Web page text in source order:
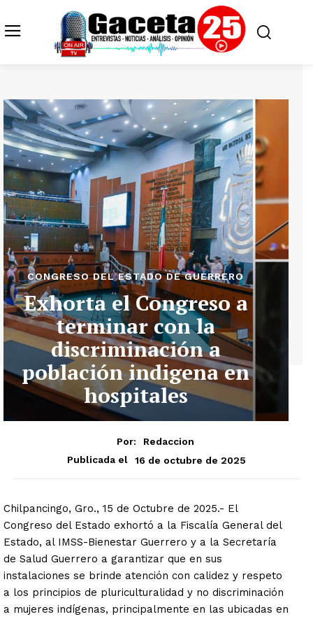
CONGRESO DEL ESTADO DE GUERRERO
Exhorta el Congreso a
terminar con la
discriminación a
población indigena en
hospitales
Por:
Redaccion
Publicada el
16 de octubre de 2025
Chilpancingo, Gro., 15 de Octubre de 2025.- El
Congreso del Estado exhortó a la Fiscalía General del
Estado, al IMSS-Bienestar Guerrero y a la Secretaría
de Salud Guerrero a garantizar que en sus
instalaciones se brinde atención con calidez y respeto
a los principios de pluriculturalidad y no discriminación
a mujeres indígenas, principalmente en las ubicadas en